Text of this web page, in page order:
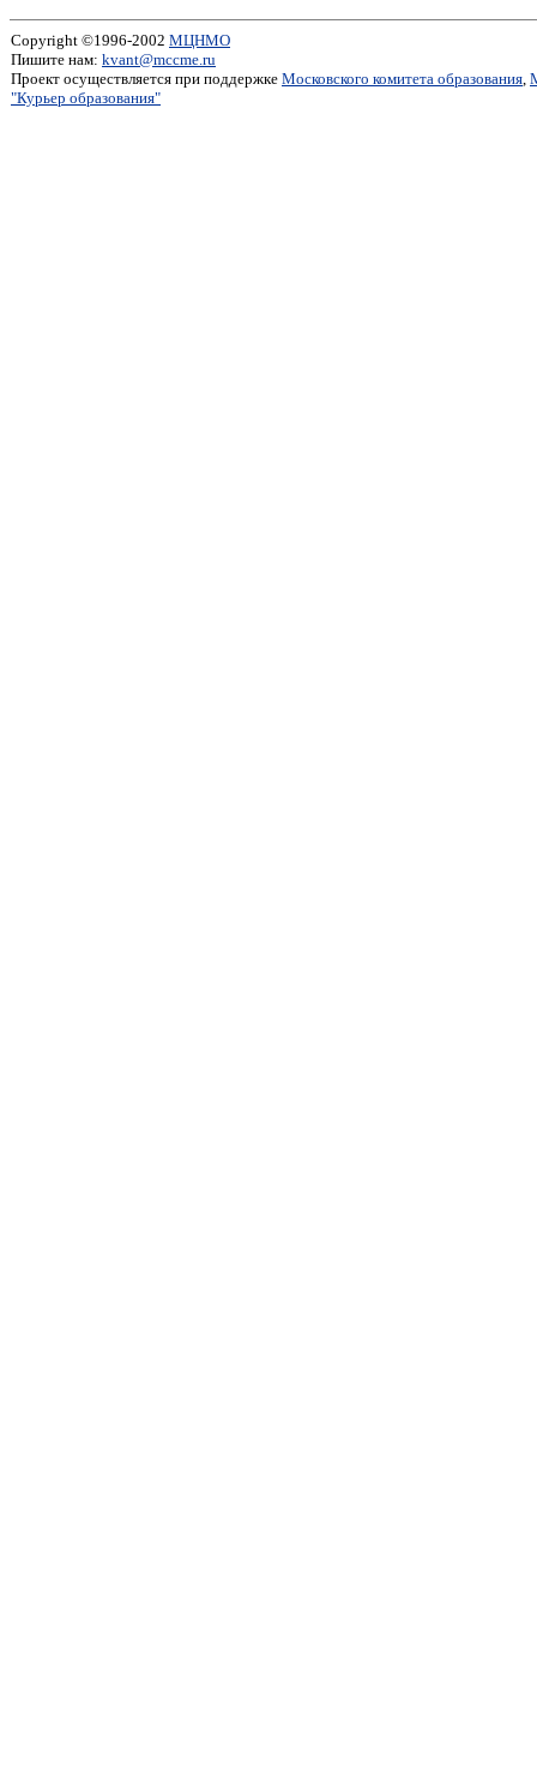
Copyright ©1996-2002 МЦНМО
Пишите нам: kvant@mccme.ru
Проект осуществляется при поддержке Московского комитета образования,
"Курьер образования"